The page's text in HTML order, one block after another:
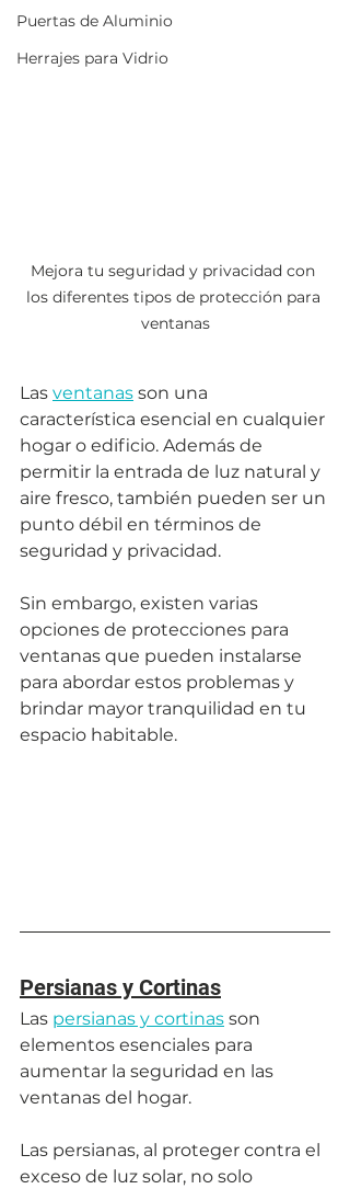
Puertas de Aluminio
Herrajes para Vidrio
Mejora tu seguridad y privacidad con
los diferentes tipos de protección para
ventanas
Las ventanas son una
característica esencial en cualquier
hogar o edificio. Además de
permitir la entrada de luz natural y
aire fresco, también pueden ser un
punto débil en términos de
seguridad y privacidad.
Sin embargo, existen varias
opciones de protecciones para
ventanas que pueden instalarse
para abordar estos problemas y
brindar mayor tranquilidad en tu
espacio habitable.
Persianas y Cortinas
Las persianas y cortinas son
elementos esenciales para
aumentar la seguridad en las
ventanas del hogar.
Las persianas, al proteger contra el
exceso de luz solar, no solo